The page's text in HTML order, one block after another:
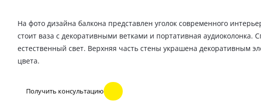
На фото дизайна балкона представлен уголок современного
стоит ваза с декоративными ветками и портативная
естественный свет. Верхняя часть стены украшена декоративным
цвета.
Получить консультацию